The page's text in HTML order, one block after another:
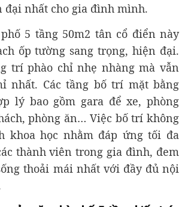
đại nhất cho gia đình mình.
5 tầng 50m2 tân cổ điển này
ốp tường sang trọng, hiện đại.
trí phào chỉ nhẹ nhàng mà vẫn
nhất. Các tầng bố trí mặt bằng
lý bao gồm gara để xe, phòng
phòng ăn… Việc bố trí không
khoa học nhằm đáp ứng tối đa
thành viên trong gia đình, đem
thoải mái nhất với đầy đủ nội